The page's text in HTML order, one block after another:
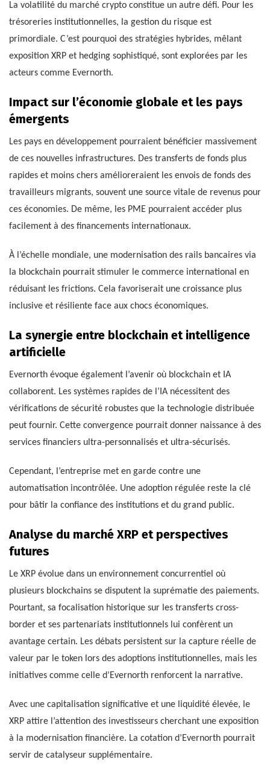
La volatilité du marché crypto constitue un autre défi. Pour les
trésoreries institutionnelles, la gestion du risque est
primordiale. C’est pourquoi des stratégies hybrides, mêlant
exposition XRP et hedging sophistiqué, sont explorées par les
acteurs comme Evernorth.
Impact sur l’économie globale et les pays
émergents
Les pays en développement pourraient bénéficier massivement
de ces nouvelles infrastructures. Des transferts de fonds plus
rapides et moins chers amélioreraient les envois de fonds des
travailleurs migrants, souvent une source vitale de revenus pour
ces économies. De même, les PME pourraient accéder plus
facilement à des financements internationaux.
À l’échelle mondiale, une modernisation des rails bancaires via
la blockchain pourrait stimuler le commerce international en
réduisant les frictions. Cela favoriserait une croissance plus
inclusive et résiliente face aux chocs économiques.
La synergie entre blockchain et intelligence
artificielle
Evernorth évoque également l’avenir où blockchain et IA
collaborent. Les systèmes rapides de l’IA nécessitent des
vérifications de sécurité robustes que la technologie distribuée
peut fournir. Cette convergence pourrait donner naissance à des
services financiers ultra-personnalisés et ultra-sécurisés.
Cependant, l’entreprise met en garde contre une
automatisation incontrôlée. Une adoption régulée reste la clé
pour bâtir la confiance des institutions et du grand public.
Analyse du marché XRP et perspectives
futures
Le XRP évolue dans un environnement concurrentiel où
plusieurs blockchains se disputent la suprématie des paiements.
Pourtant, sa focalisation historique sur les transferts cross-
border et ses partenariats institutionnels lui confèrent un
avantage certain. Les débats persistent sur la capture réelle de
valeur par le token lors des adoptions institutionnelles, mais les
initiatives comme celle d’Evernorth renforcent la narrative.
Avec une capitalisation significative et une liquidité élevée, le
XRP attire l’attention des investisseurs cherchant une exposition
à la modernisation financière. La cotation d’Evernorth pourrait
servir de catalyseur supplémentaire.